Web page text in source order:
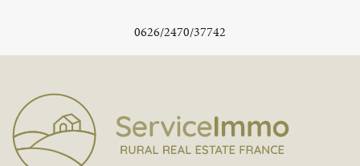
0626/2470/37742